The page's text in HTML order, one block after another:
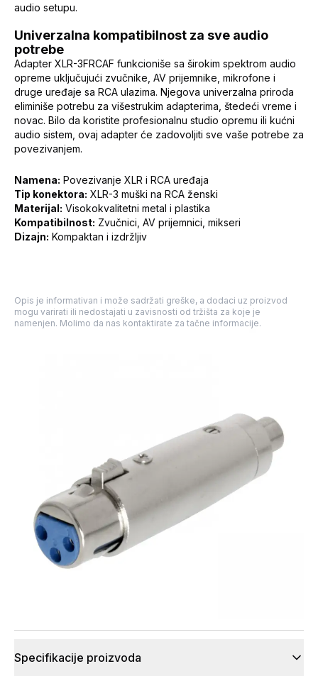
audio setupu.
Univerzalna kompatibilnost za sve audio
potrebe
Adapter XLR-3FRCAF funkcioniše sa širokim spektrom audio
opreme uključujući zvučnike, AV prijemnike, mikrofone i
druge uređaje sa RCA ulazima. Njegova univerzalna priroda
eliminiše potrebu za višestrukim adapterima, štedeći vreme i
novac. Bilo da koristite profesionalnu studio opremu ili kućni
audio sistem, ovaj adapter će zadovoljiti sve vaše potrebe za
povezivanjem.
Namena: Povezivanje XLR i RCA uređaja
Tip konektora: XLR-3 muški na RCA ženski
Materijal: Visokokvalitetni metal i plastika
Kompatibilnost: Zvučnici, AV prijemnici, mikseri
Dizajn: Kompaktan i izdržljiv
Opis je informativan i može sadržati greške, a dodaci uz proizvod
mogu varirati ili nedostajati u zavisnosti od tržišta za koje je
namenjen. Molimo da nas kontaktirate za tačne informacije.
Specifikacije proizvoda